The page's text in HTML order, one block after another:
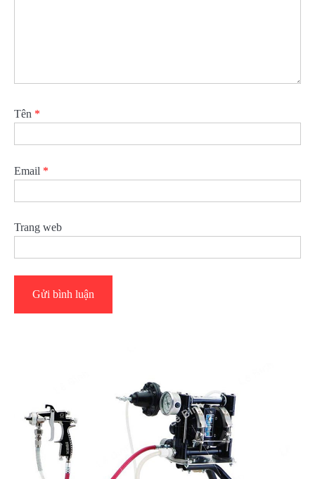
Tên *
Email *
Trang web